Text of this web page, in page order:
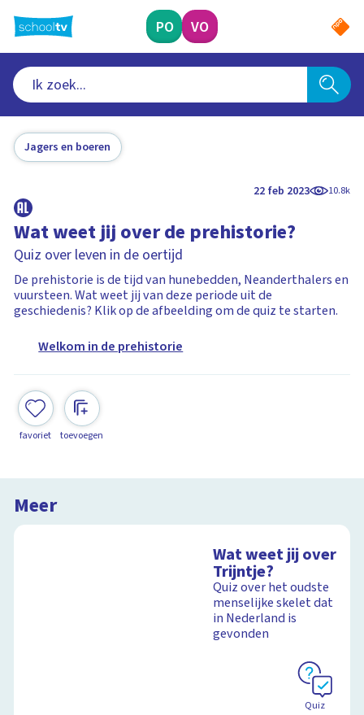
naar
hoofdinhoud
PO VO
Jagers en boeren
22 feb 2023 10.8k
Wat weet jij over de prehistorie?
Quiz over leven in de oertijd
De prehistorie is de tijd van hunebedden, Neanderthalers en
vuursteen. Wat weet jij van deze periode uit de
geschiedenis? Klik op de afbeelding om de quiz te starten.
Welkom in de prehistorie
favoriet toevoegen
Meer
Wat weet jij over
Trijntje?
Quiz over het oudste
menselijke skelet dat
in Nederland is
gevonden
Quiz